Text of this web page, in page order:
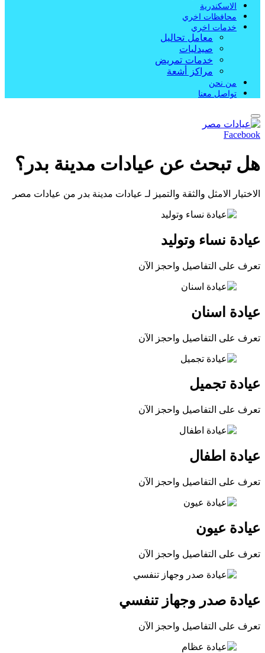
الاسكندرية
محافظات اخري
خدمات اخري
معامل تحاليل
صيدليات
خدمات تمريض
مراكز أشعة
من نحن
تواصل معنا
Facebook
هل تبحث عن عيادات مدينة بدر؟
الاختيار الامثل والثقة والتميز لـ عيادات مدينة بدر من عيادات مصر
عيادة نساء وتوليد
تعرف على التفاصيل واحجز الآن
عيادة اسنان
تعرف على التفاصيل واحجز الآن
عيادة تجميل
تعرف على التفاصيل واحجز الآن
عيادة اطفال
تعرف على التفاصيل واحجز الآن
عيادة عيون
تعرف على التفاصيل واحجز الآن
عيادة صدر وجهاز تنفسي
تعرف على التفاصيل واحجز الآن